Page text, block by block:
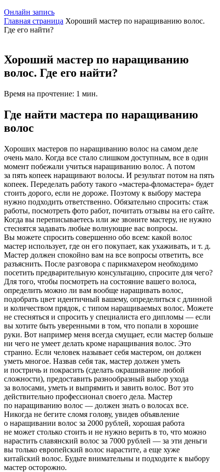
Онлайн запись
Главная страница Хороший мастер по наращиванию волос.
Где его найти?
Хороший мастер по наращиванию
волос. Где его найти?
Время на прочтение: 1 мин.
Где найти мастера по наращиванию
волос
Хороших мастеров по наращиванию волос на самом деле
очень мало. Когда все стало слишком доступным, все в один
момент побежали учиться наращиванию волос. А потом
за пять копеек наращивают волосы. И результат потом на пять
копеек. Переделать работу такого «мастера-фломастера» будет
стоить дорого, если не дороже. Поэтому к выбору мастера
нужно подходить ответственно. Обязательно спросить: стаж
работы, посмотреть фото работ, почитать отзывы на его сайте.
Когда вы переписываетесь или же звоните мастеру, не нужно
стеснятся задавать любые волнующие вас вопросы.
Вы можете спросить совершенно обо всем: какой волос
мастер использует, где он его покупает, как ухаживать, и т. д.
Мастер должен спокойно вам на все вопросы ответить, все
разъяснить. После разговора с парикмахером необходимо
посетить предварительную консультацию, спросите для чего?
Для того, чтобы посмотреть на состояние вашего волоса,
определить можно ли вам вообще наращивать волос,
подобрать цвет идентичный вашему, определиться с длинной
и количеством прядок, с типом наращиваемых волос. Можете
не стесняться и спросить у специалиста его дипломы — если
вы хотите быть уверенными в том, что попали в хорошие
руки. Вот например меня всегда смущает, если мастер больше
ни чего не умеет делать кроме наращивания волос. Это
странно. Если человек называет себя мастером, он должен
уметь многое. Назвав себя так, мастер должен уметь
и постричь и покрасить (сделать окрашивание любой
сложности), предоставить разнообразный выбор ухода
за волосами, уметь и выпрямить и завить волос. Вот это
действительно профессионал своего дела. Мастер
по наращиванию волос — должен знать о волосах все.
Никогда не бегите сломя голову, увидев объявление
о наращивании волос за 2000 рублей, хорошая работа
не может столько стоить и не нужно верить в то, что можно
нарастить славянский волос за 7000 рублей — за эти деньги
вы только европейский волос нарастите, а еще хуже
китайский волос. Будьте внимательны и подходите к выбору
мастер осторожно.